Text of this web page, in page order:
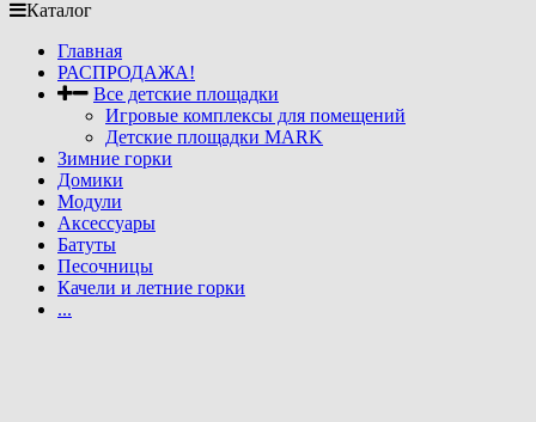
Каталог
Главная
РАСПРОДАЖА!
Все детские площадки
Игровые комплексы для помещений
Детские площадки MARK
Зимние горки
Домики
Модули
Аксессуары
Батуты
Песочницы
Качели и летние горки
...